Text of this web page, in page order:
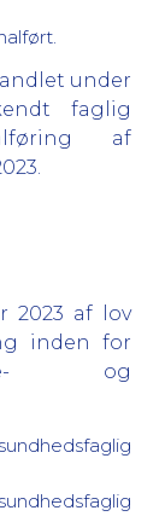
under
faglig
af
2023 af lov
inden for
og